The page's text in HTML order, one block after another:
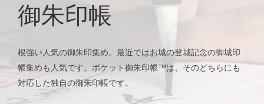
御朱印帳
根強い人気の御朱印集め。最近ではお城の登城記念の御城印
帳集めも人気です。ポケット御朱印帳™は、そのどちらにも
対応した独自の御朱印帳です。